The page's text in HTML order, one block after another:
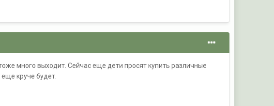
много выходит. Сейчас еще дети просят купить различные
круче будет.